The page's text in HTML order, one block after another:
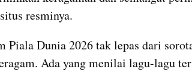
resminya.
Piala Dunia 2026 tak lepas dari
Ada yang menilai lagu-lagu